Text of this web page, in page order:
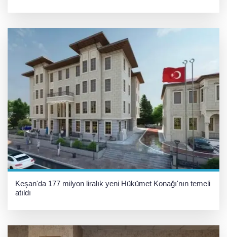
Keşan'da 177 milyon liralık yeni Hükümet Konağı'nın temeli
atıldı